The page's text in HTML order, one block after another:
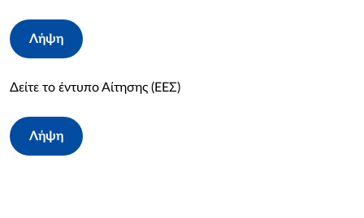
Λήψη
Δείτε το έντυπο Αίτησης (ΕΕΣ)
Λήψη